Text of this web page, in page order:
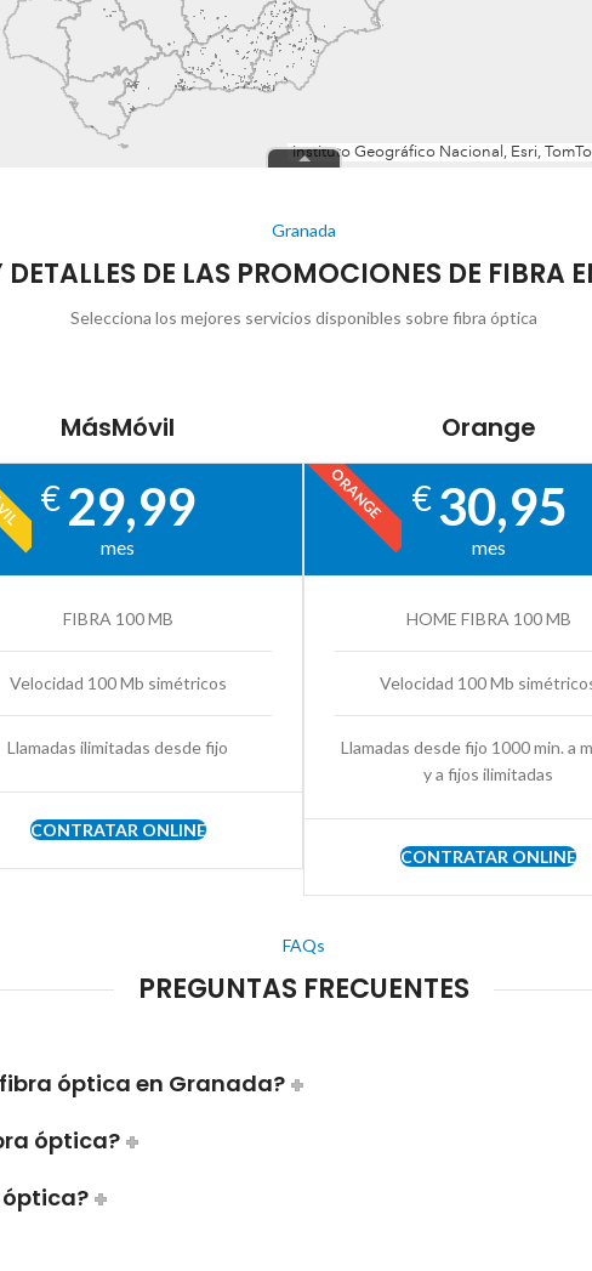
Granada
DETALLES DE LAS PROMOCIONES DE
Selecciona los mejores servicios disponibles sobre fibra óptica
MásMóvil
€ 29,99
mes
FIBRA 100 MB
Velocidad 100 Mb simétricos
Llamadas ilimitadas desde fijo
CONTRATAR ONLINE
Orange
ORANGE €30,95
mes
HOME FIBRA 100 MB
Velocidad 100 Mb
Llamadas desde fijo 1000 min. a
y a fijos ilimitadas
CONTRATAR ONLINE
FAQs
PREGUNTAS FRECUENTES
óptica en Granada?
óptica?